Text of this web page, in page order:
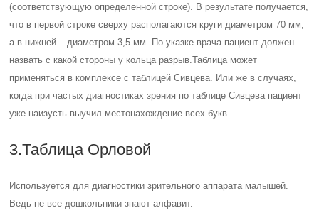
(соответствующую определенной строке). В результате получается,
что в первой строке сверху располагаются круги диаметром 70 мм,
а в нижней – диаметром 3,5 мм. По указке врача пациент должен
назвать с какой стороны у кольца разрыв.Таблица может
применяться в комплексе с таблицей Сивцева. Или же в случаях,
когда при частых диагностиках зрения по таблице Сивцева пациент
уже наизусть выучил местонахождение всех букв.
3.Таблица Орловой
Используется для диагностики зрительного аппарата малышей.
Ведь не все дошкольники знают алфавит.